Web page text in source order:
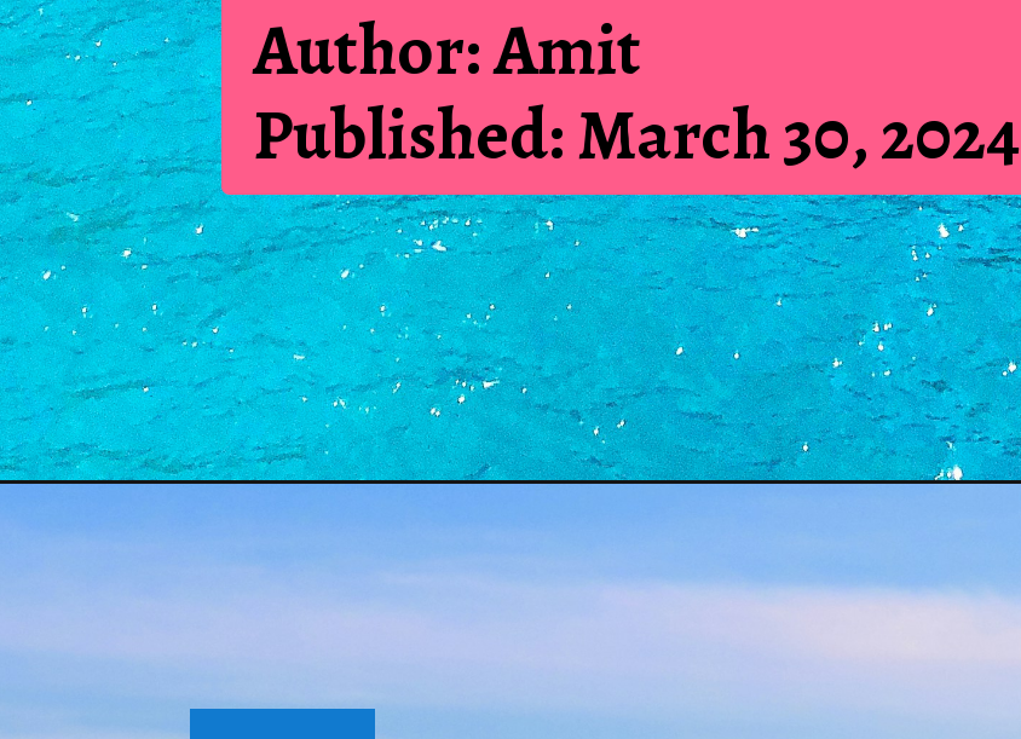
Author: Amit
Published: March 30, 2024